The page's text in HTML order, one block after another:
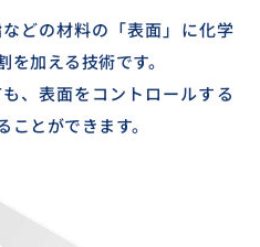
どの材料の「表面」に化学
加える技術です。
、表面をコントロールする
とができます。